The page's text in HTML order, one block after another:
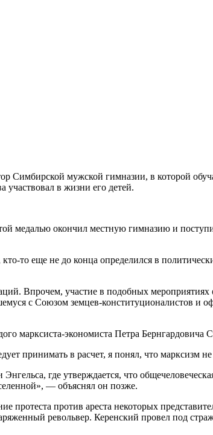
Симбирской мужской гимназии, в которой
в жизни его детей.
медалью окончил местную гимназию и
то еще не до конца определился в
Впрочем, участие в подобных
с Союзом земцев-конституционалистов и
марксиста-экономиста Петра Бернгардовича
принимать в расчет, я понял, что марксизм
где утверждается, что
— объяснял он позже.
протеста против ареста некоторых
револьвер. Керенский провел под